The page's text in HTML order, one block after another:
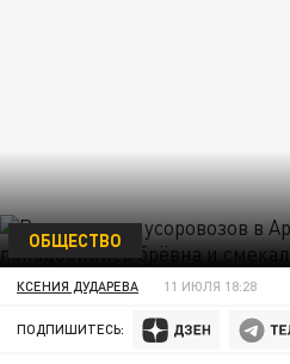
ОБЩЕСТВО
КСЕНИЯ ДУДАРЕВА 11 ИЮЛЯ 18:28
ПОДПИШИТЕСЬ: